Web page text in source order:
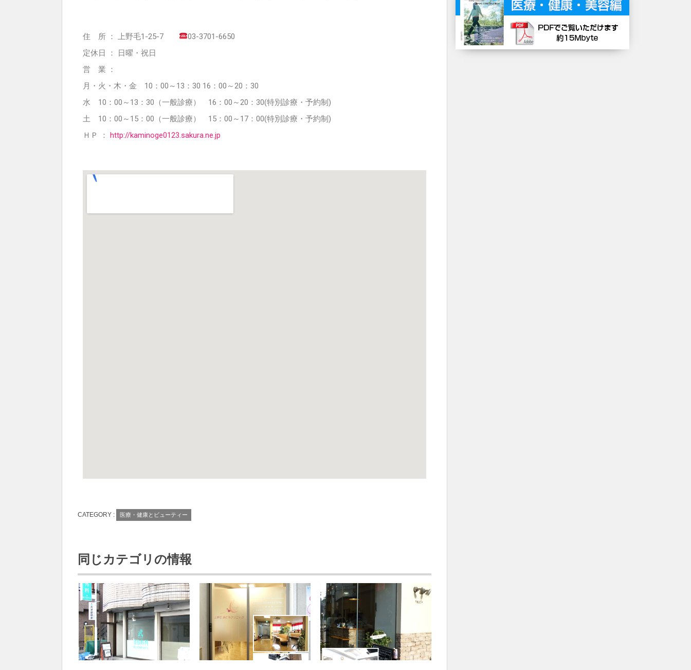
住 所 ： 上野毛1-25-7
03-3701-6650
定休日 ： 日曜・祝日
営 業 ：
月・火・木・金 10：00～13：30 16：00～20：30
水 10：00～13：30（一般診療） 16：00～20：30(特別診療・予約制)
土 10：00～15：00（一般診療） 15：00～17：00(特別診療・予約制)
ＨＰ ： http://kaminoge0123.sakura.ne.jp
CATEGORY : 医療・健康とビューティー
同じカテゴリの情報